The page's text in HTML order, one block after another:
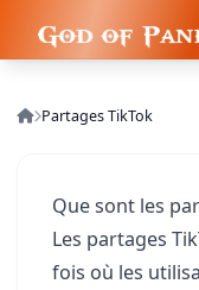
Partages TikTok
Que sont les
Les partages
fois où les